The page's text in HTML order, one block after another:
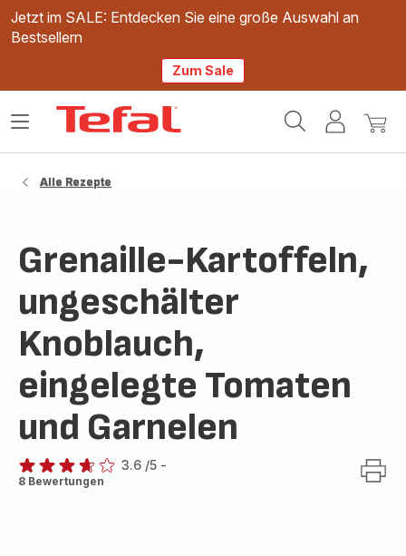
Jetzt im SALE: Entdecken Sie eine große Auswahl an
Bestsellern
Zum Sale
Mein
Mein
Das
Alle Rezepte
Grenaille-Kartoffeln,
ungeschälter
Knoblauch,
eingelegte Tomaten
und Garnelen
ratings.3.6
3.6 /5 -
8 Bewertungen